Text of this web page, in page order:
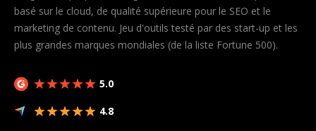
basé sur le cloud, de qualité supérieure pour le SEO et le
marketing de contenu. Jeu d'outils testé par des start-up et les
plus grandes marques mondiales (de la liste Fortune 500).
5.0
4.8